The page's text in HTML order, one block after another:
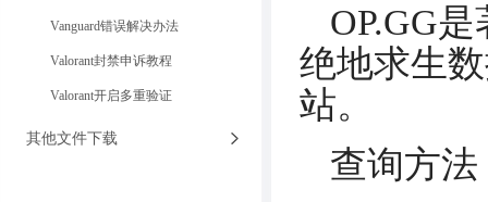
Vanguard错误解决办法
Valorant封禁申诉教程
Valorant开启多重验证
其他文件下载
OP.GG
绝地求生
站。
查询方法